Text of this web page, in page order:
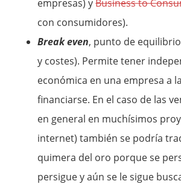
empresas) yBusiness to
con consumidores).
Break even, punto de
y costes). Permite tener
económica en una empresa a
financiarse. En el caso de las
en general en muchísimos
internet) también se podría
quimera del oro porque se
persigue y aún se le sigue